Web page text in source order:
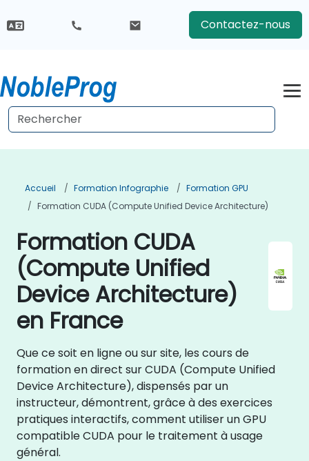
Contactez-nous
Accueil Formation Infographie
Formation GPU
Formation CUDA (Compute Unified Device Architecture)
Formation CUDA
(Compute Unified
Device Architecture)
en France
Que ce soit en ligne ou sur site, les cours de
formation en direct sur CUDA (Compute Unified
Device Architecture), dispensés par un
instructeur, démontrent, grâce à des exercices
pratiques interactifs, comment utiliser un GPU
compatible CUDA pour le traitement à usage
général.